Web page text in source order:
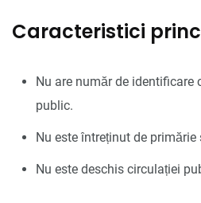
Caracteristici
Nu are număr de identificare
public.
Nu este întreținut de
Nu este deschis circulației